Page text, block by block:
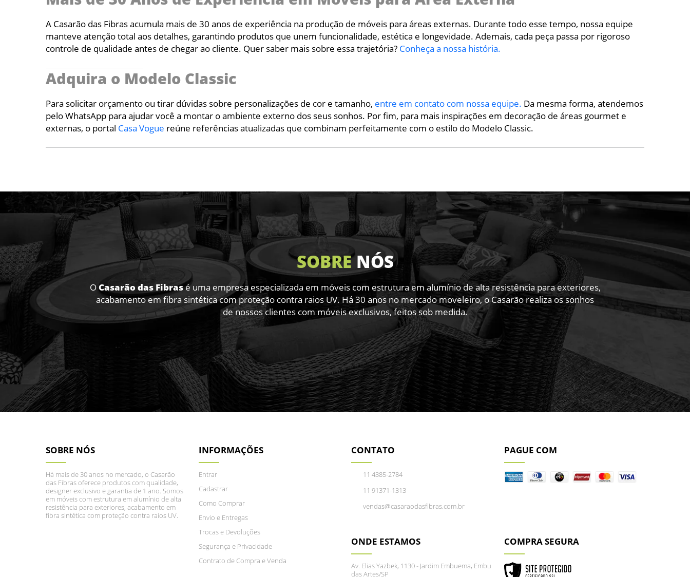
A Casarão das Fibras acumula mais de 30 anos de experiência na produção de móveis para áreas externas. Durante todo esse tempo, nossa equipe
manteve atenção total aos detalhes, garantindo produtos que unem funcionalidade, estética e longevidade. Ademais, cada peça passa por rigoroso
controle de qualidade antes de chegar ao cliente. Quer saber mais sobre essa trajetória? Conheça a nossa história.
Adquira o Modelo Classic
Para solicitar orçamento ou tirar dúvidas sobre personalizações de cor e tamanho, entre em contato com nossa equipe. Da mesma forma, atendemos
pelo WhatsApp para ajudar você a montar o ambiente externo dos seus sonhos. Por fim, para mais inspirações em decoração de áreas gourmet e
externas, o portal Casa Vogue reúne referências atualizadas que combinam perfeitamente com o estilo do Modelo Classic.
SOBRENÓS
OCasarão das Fibrasé uma empresa especializada em móveis com estrutura em alumínio de alta resistência para exteriores,
acabamento em fibra sintética com proteção contra raios UV. Há 30 anos no mercado moveleiro, o Casarão realiza os sonhos
de nossos clientes com móveis exclusivos, feitos sob medida.
SOBRE NÓS
Há mais de 30 anos no mercado, o Casarão
das Fibras oferece produtos com qualidade,
designer exclusivo e garantia de 1 ano. Somos
em móveis com estrutura em alumínio de alta
resistência para exteriores, acabamento em
fibra sintética com proteção contra raios UV.
INFORMAÇÕES
Entrar
Cadastrar
Como Comprar
Envio e Entregas
Trocas e Devoluções
Segurança e Privacidade
Contrato de Compra e Venda
CONTATO
11 4385-2784
11 91371-1313
vendas@casaraodasfibras.com.br
ONDE ESTAMOS
Av. Elias Yazbek, 1130 - Jardim Embuema, Embu
das Artes/SP
PAGUE COM
COMPRA SEGURA